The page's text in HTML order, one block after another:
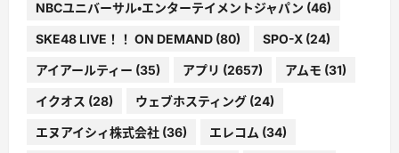
NBCユニバーサル・エンターテイメントジャパン (46)
SKE48 LIVE！！ ON DEMAND (80) SPO-X (24)
アイアールティー (35) アプリ (2657) アムモ (31)
イクオス (28) ウェブホスティング (24)
エヌアイシィ株式会社 (36) エレコム (34)